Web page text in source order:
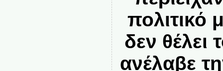
πολιτικό
δεν θέλει
ανέλαβε